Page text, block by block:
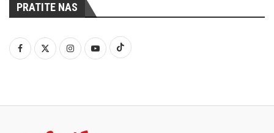
PRATITE NAS